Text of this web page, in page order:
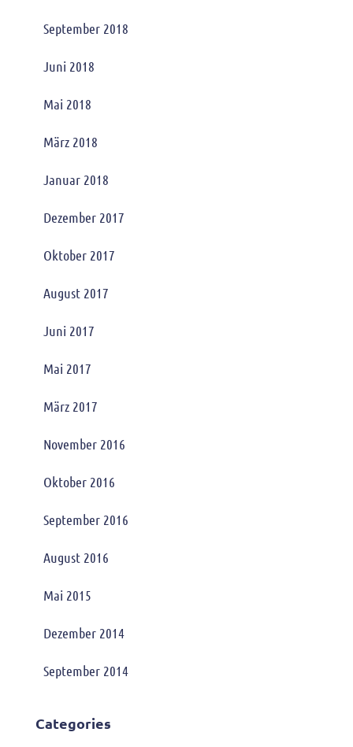
September 2018
Juni 2018
Mai 2018
März 2018
Januar 2018
Dezember 2017
Oktober 2017
August 2017
Juni 2017
Mai 2017
März 2017
November 2016
Oktober 2016
September 2016
August 2016
Mai 2015
Dezember 2014
September 2014
Categories